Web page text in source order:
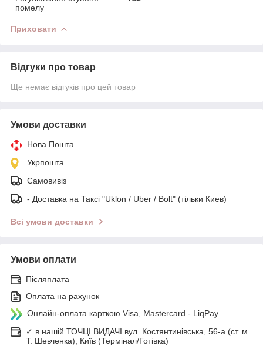
помелу
Приховати
Відгуки про товар
Ще немає відгуків про цей товар
Умови доставки
Нова Пошта
Укрпошта
Самовивіз
- Доставка на Таксі "Uklon / Uber / Bolt" (тільки Киев)
Всі умови доставки
Умови оплати
Післяплата
Оплата на рахунок
Онлайн-оплата карткою Visa, Mastercard - LiqPay
✓ в нашій ТОЧЦІ ВИДАЧІ вул. Костянтинівська, 56-а (ст. м.
Т. Шевченка), Київ (Термінал/Готівка)